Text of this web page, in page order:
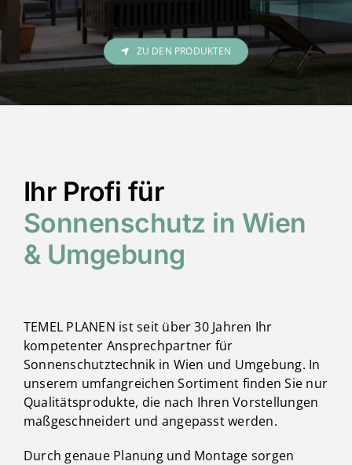
ZU DEN PRODUKTEN
Ihr Profi für
Sonnenschutz in Wien
& Umgebung
TEMEL PLANEN ist seit über 30 Jahren Ihr
kompetenter Ansprechpartner für
Sonnenschutztechnik in Wien und Umgebung. In
unserem umfangreichen Sortiment finden Sie nur
Qualitätsprodukte, die nach Ihren Vorstellungen
maßgeschneidert und angepasst werden.
Durch genaue Planung und Montage sorgen